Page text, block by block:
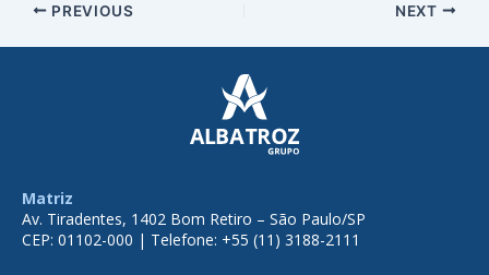
PREVIOUS NEXT
Matriz
Av. Tiradentes, 1402 Bom Retiro – São Paulo/SP
CEP: 01102-000 | Telefone: +55 (11) 3188-2111